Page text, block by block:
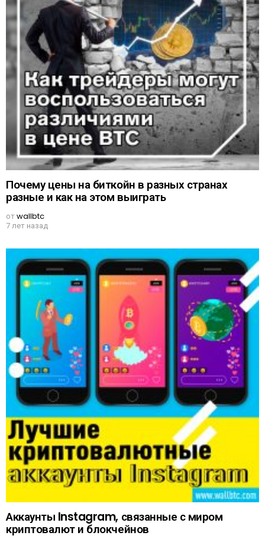
Почему цены на биткойн в разных странах
разные и как на этом выиграть
отwallbtc
7 лет назад
Аккаунты Instagram, связанные с миром
криптовалют и блокчейнов